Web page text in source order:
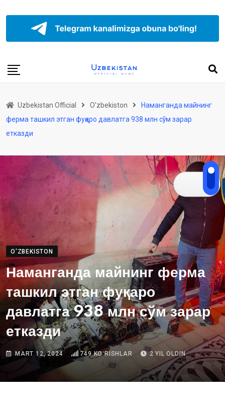
Uzbekistan Official O'zbekiston
Наманганда майнинг
ферма ташкил этган фуқаро давлатга 938 млн сўм зарар
етказди
O'ZBEKISTON
Наманганда майнинг ферма
ташкил этган фуқаро
давлатга 938 млн сўм зарар
етказди
MART 12, 2024 749KOʻRISHLAR 2 YIL OLDIN